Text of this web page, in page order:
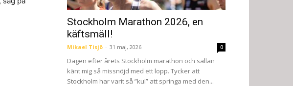
Stockholm Marathon 2026, en
käftsmäll!
Mikael Tisjö - 31 maj, 2026 0
Dagen efter årets Stockholm marathon och sällan
känt mig så missnöjd med ett lopp. Tycker att
Stockholm har varit så ”kul” att springa med den...